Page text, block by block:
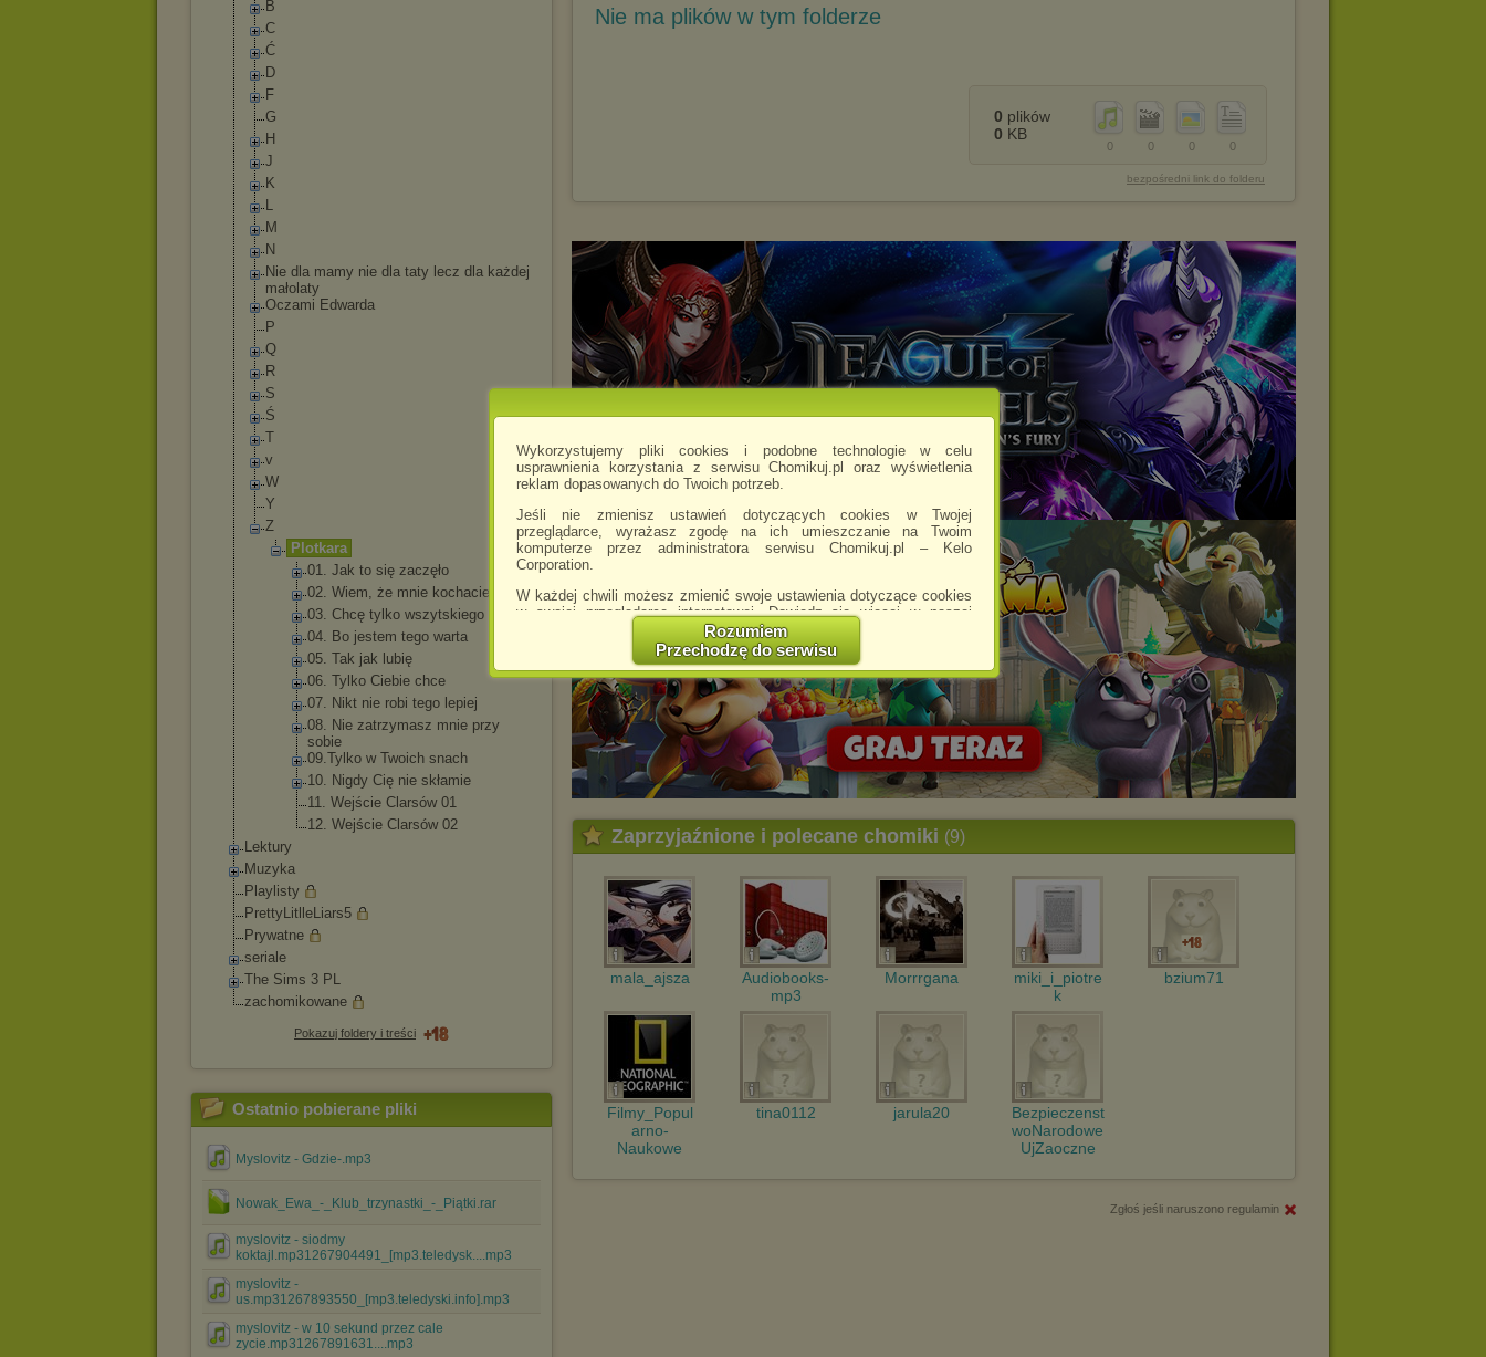
Wykorzystujemy pliki cookies i podobne technologie w celu
usprawnienia korzystania z serwisu Chomikuj.pl oraz wyświetlenia
reklam dopasowanych do Twoich potrzeb.
Jeśli nie zmienisz ustawień dotyczących cookies w Twojej
przeglądarce, wyrażasz zgodę na ich umieszczanie na Twoim
komputerze przez administratora serwisu Chomikuj.pl – Kelo
Corporation.
W każdej chwili możesz zmienić swoje ustawienia dotyczące cookies
w swojej przeglądarce internetowej. Dowiedz się więcej w naszej
http://chomikuj.pl/PolitykaPrywatnosci.aspx
Jednocześnie informujemy że zmiana ustawień przeglądarki może
spowodować ograniczenie korzystania ze strony Chomikuj.pl.
W przypadku braku twojej zgody na akceptację cookies niestety
prosimy o opuszczenie serwisu chomikuj.pl.
Wykorzystanie plików cookiesprzezZaufanych Partnerów
(dostosowanie reklam do Twoich potrzeb, analiza skuteczności działań
marketingowych).
Wyrażenie sprzeciwu spowoduje, że wyświetlana Ci reklama nie
będzie dopasowana do Twoich preferencji, a będzie to reklama
wyświetlona przypadkowo.
Istnieje możliwość zmiany ustawień przeglądarki internetowej w
sposób uniemożliwiający przechowywanie plików cookies na
urządzeniu końcowym. Można również usunąć pliki cookies,
dokonując odpowiednich zmian w ustawieniach przeglądarki
Pełną informację na ten temat znajdziesz pod adresem
http://chomikuj.pl/PolitykaPrywatnosci.aspx.
Rozumiem
Przechodzę do serwisu
B
C
Ć
D
F
G
H
J
K
L
M
N
Nie dla mamy nie dla taty lecz dla każdej
małolaty
Oczami Edwarda
P
Q
R
S
Ś
T
v
W
Y
Z
Plotkara
01. Jak to się zaczęło
02. Wiem, że mnie kochacie
03. Chcę tylko wszytskiego
04. Bo jestem tego warta
05. Tak jak lubię
06. Tylko Ciebie chce
07. Nikt nie robi tego lepiej
08. Nie zatrzymasz mnie przy
sobie
09.Tylko w Twoich snach
10. Nigdy Cię nie skłamie
11. Wejście Clarsów 01
12. Wejście Clarsów 02
Lektury
Muzyka
Playlisty
PrettyLitlleLiars5
Prywatne
seriale
The Sims 3 PL
zachomikowane
Pokazuj foldery i treści
Ostatnio pobierane pliki
Myslovitz - Gdzie-.mp3
Nowak_Ewa_-_Klub_trzynastki_-_Piątki.rar
myslovitz - siodmy
koktajl.mp31267904491_[mp3.teledysk....mp3
myslovitz -
us.mp31267893550_[mp3.teledyski.info].mp3
myslovitz - w 10 sekund przez cale
zycie.mp31267891631....mp3
Nie ma plików w tym folderze
0
0
0
0
0 plików
0 KB
bezpośredni link do folderu
Zaprzyjaźnione i polecane chomiki (9)
mala_ajsza
Audiobooks-
mp3
Morrrgana
miki_i_piotre
k
bzium71
Filmy_Popul
arno-
Naukowe
tina0112 jarula20
Bezpieczenst
woNarodowe
UjZaoczne
Zgłoś jeśli naruszono regulamin